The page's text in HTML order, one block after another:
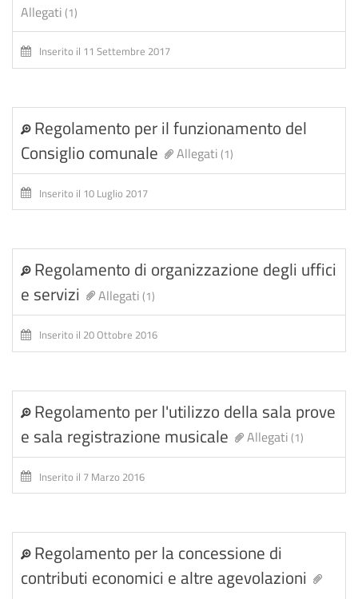
Allegati(1)
Inserito il 11 Settembre 2017
Regolamento per il funzionamento del
Consiglio comunale
Allegati(1)
Inserito il 10 Luglio 2017
Regolamento di organizzazione degli uffici
e servizi
Allegati(1)
Inserito il 20 Ottobre 2016
Regolamento per l'utilizzo della sala prove
e sala registrazione musicale
Allegati(1)
Inserito il 7 Marzo 2016
Regolamento per la concessione di
contributi economici e altre agevolazioni